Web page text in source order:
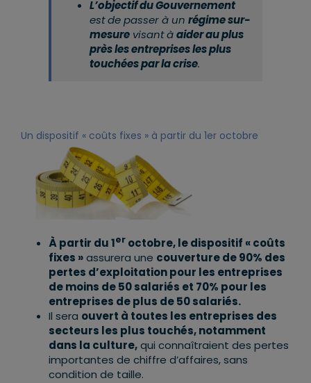
L’objectif du Gouvernement
est de passer à un régime sur-
mesure visant àaider au plus
près les entreprises les plus
touchées par la crise.
Un dispositif « coûts fixes » à partir du 1er octobre
À partir du 1er octobre, le dispositif « coûts
fixes »assurera une couverture de 90% des
pertes d’exploitation pour les entreprises
de moins de 50 salariés et 70% pour les
entreprises de plus de 50 salariés.
Il sera ouvert à toutes les entreprises des
secteurs les plus touchés, notamment
dans la culture,qui connaîtraient des pertes
importantes de chiffre d’affaires, sans
condition de taille.